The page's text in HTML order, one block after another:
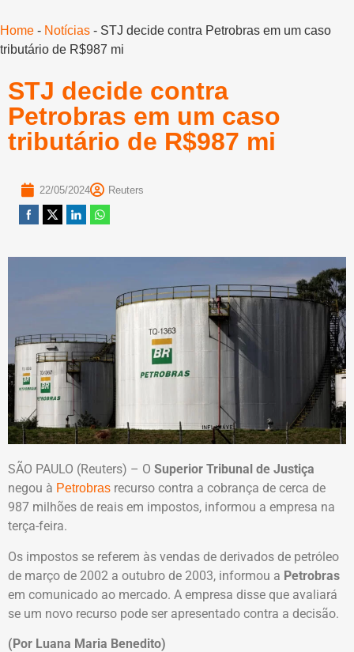
Home - Notícias - STJ decide contra Petrobras em um caso
tributário de R$987 mi
STJ decide contra
Petrobras em um caso
tributário de R$987 mi
22/05/2024 Reuters
SÃO PAULO (Reuters) – O Superior Tribunal de Justiça
negou à Petrobras recurso contra a cobrança de cerca de
987 milhões de reais em impostos, informou a empresa na
terça-feira.
Os impostos se referem às vendas de derivados de petróleo
de março de 2002 a outubro de 2003, informou a Petrobras
em comunicado ao mercado. A empresa disse que avaliará
se um novo recurso pode ser apresentado contra a decisão.
(Por Luana Maria Benedito)